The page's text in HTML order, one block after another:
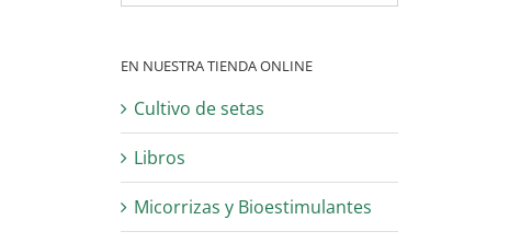
EN NUESTRA TIENDA ONLINE
Cultivo de setas
Libros
Micorrizas y Bioestimulantes